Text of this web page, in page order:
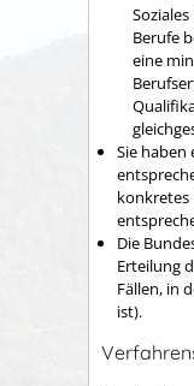
Berufe
eine
Sie
Die
Erteilung
Fällen, in
ist).